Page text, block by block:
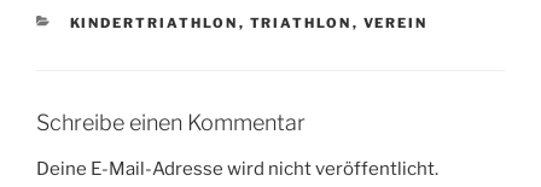
KATEGORIEN
KINDERTRIATHLON , TRIATHLON , VEREIN
Schreibe einen Kommentar
Deine E-Mail-Adresse wird nicht veröffentlicht.